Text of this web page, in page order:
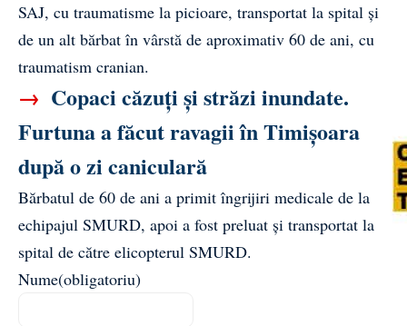
SAJ, cu traumatisme la picioare, transportat la spital și
de un alt bărbat în vârstă de aproximativ 60 de ani, cu
traumatism cranian.
→ Copaci căzuți și străzi inundate.
Furtuna a făcut ravagii în Timișoara
după o zi caniculară
Bărbatul de 60 de ani a primit îngrijiri medicale de la
echipajul SMURD, apoi a fost preluat și transportat la
spital de către elicopterul SMURD.
Nume(obligatoriu)